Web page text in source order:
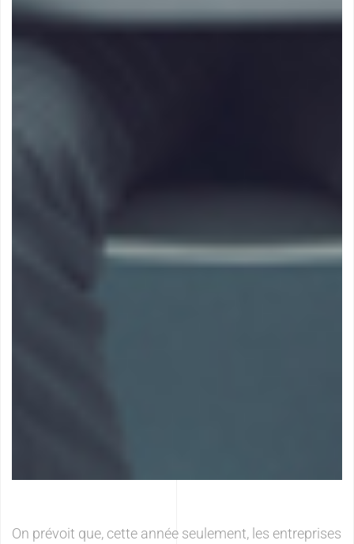
On prévoit que, cette année seulement, les entreprises